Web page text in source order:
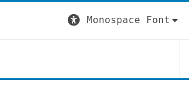
Monospace Font